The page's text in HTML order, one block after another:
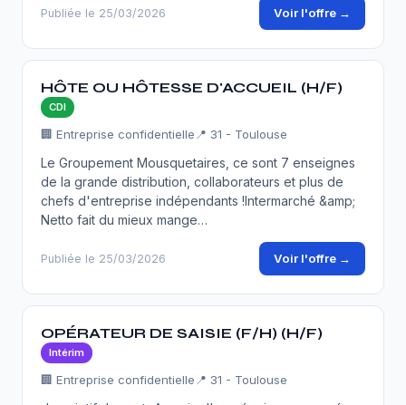
Publiée le 25/03/2026 Voir l'offre →
HÔTE OU HÔTESSE D'ACCUEIL (H/F)
CDI
🏢 Entreprise confidentielle 📍 31 - Toulouse
Le Groupement Mousquetaires, ce sont 7 enseignes
de la grande distribution, collaborateurs et plus de
chefs d'entreprise indépendants !Intermarché &amp;
Netto fait du mieux mange…
Publiée le 25/03/2026 Voir l'offre →
OPÉRATEUR DE SAISIE (F/H) (H/F)
Intérim
🏢 Entreprise confidentielle 📍 31 - Toulouse